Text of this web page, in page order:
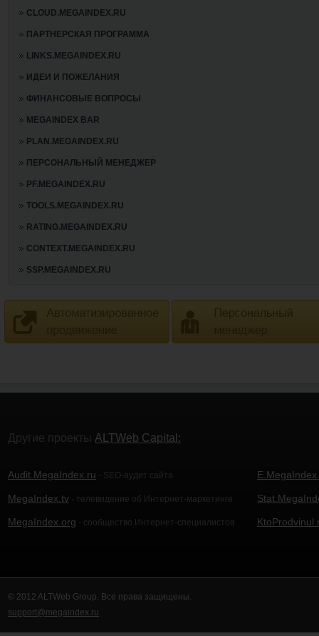
CLOUD.MEGAINDEX.RU
ПАРТНЕРСКАЯ ПРОГРАММА
LINKS.MEGAINDEX.RU
ИДЕИ И ПОЖЕЛАНИЯ
ФИНАНСОВЫЕ ВОПРОСЫ
MEGAINDEX BAR
PLAN.MEGAINDEX.RU
ПЕРСОНАЛЬНЫЙ МЕНЕДЖЕР
PF.MEGAINDEX.RU
TOOLS.MEGAINDEX.RU
RATING.MEGAINDEX.RU
CONTEXT.MEGAINDEX.RU
SSP.MEGAINDEX.RU
Другие проекты ALTWeb Capital:
Audit.MegaIndex.ru - SEO-аудит сайта
MegaIndex.tv - телевидение об Интернет-маркетинге
MegaIndex.org - сообщество Интернет-специалистов
© 2012 ALTWeb Group. Все права защищены.
support@megaindex.ru